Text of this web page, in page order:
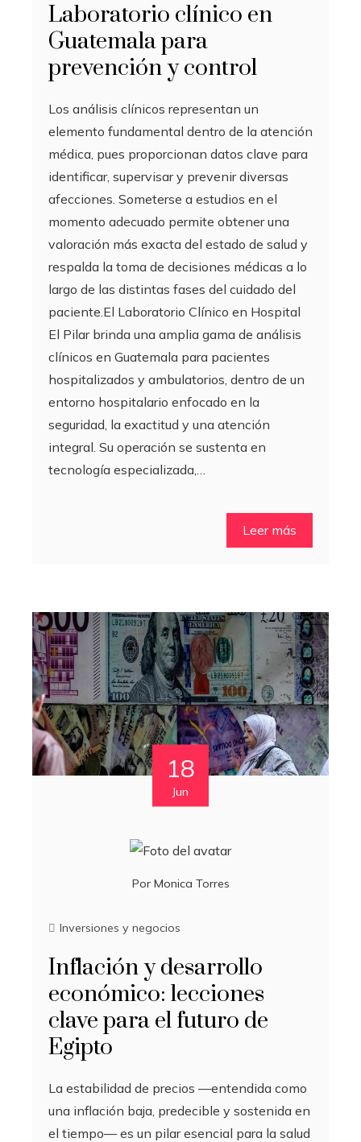
Laboratorio clínico en
Guatemala para
prevención y control
Los análisis clínicos representan un
elemento fundamental dentro de la atención
médica, pues proporcionan datos clave para
identificar, supervisar y prevenir diversas
afecciones. Someterse a estudios en el
momento adecuado permite obtener una
valoración más exacta del estado de salud y
respalda la toma de decisiones médicas a lo
largo de las distintas fases del cuidado del
paciente.El Laboratorio Clínico en Hospital
El Pilar brinda una amplia gama de análisis
clínicos en Guatemala para pacientes
hospitalizados y ambulatorios, dentro de un
entorno hospitalario enfocado en la
seguridad, la exactitud y una atención
integral. Su operación se sustenta en
tecnología especializada,…
Leer más
18
Jun
Por Monica Torres
Inversiones y negocios
Inflación y desarrollo
económico: lecciones
clave para el futuro de
Egipto
La estabilidad de precios —entendida como
una inflación baja, predecible y sostenida en
el tiempo— es un pilar esencial para la salud